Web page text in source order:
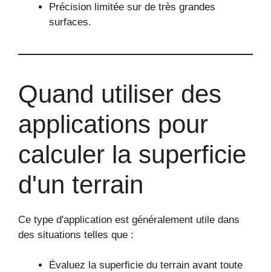
Précision limitée sur de très grandes
surfaces.
Quand utiliser des
applications pour
calculer la superficie
d'un terrain
Ce type d'application est généralement utile dans
des situations telles que :
Évaluez la superficie du terrain avant toute